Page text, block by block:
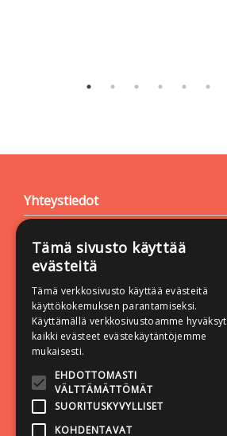
Yhteystiedot
Yliopistonkatu 60 A
33100 Tampere
Asiakaspalvelu
Puh. +358 50 527 1000
Sähköposti:vastapaino@vastapaino.fi
Lisätietoa
Toimitusehdot
Käyttöohjeet
Tietosuojaseloste
Tämä sivusto käyttää
evästeitä
Tämä verkkosivusto käyttää evästeitä
käyttökokemuksen parantamiseksi.
Käyttämällä verkkosivustoamme hyväksyt
kaikki evästeet evästekäytäntöjemme
mukaisesti.
EHDOTTOMASTI
VÄLTTÄMÄTTÖMÄT
SUORITUSKYVYLLISET
KOHDENTAVAT